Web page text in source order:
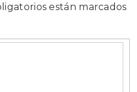
están marcados